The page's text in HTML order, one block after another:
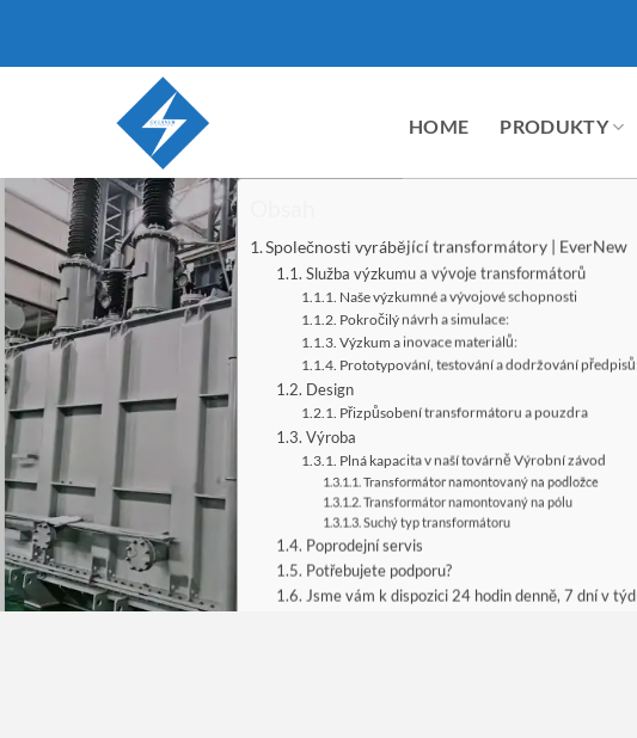
obsah
HOME PRODUKTY
Společnosti vyrábějící transformátory | EverNew
Služba výzkumu a vývoje transformátorů
Naše výzkumné a vývojové schopnosti
Pokročilý návrh a simulace:
Výzkum a inovace materiálů:
Prototypování, testování a dodržování předpisů:
Design
Přizpůsobení transformátoru a pouzdra
Výroba
Plná kapacita v naší továrně Výrobní závod
Transformátor namontovaný na podložce
Transformátor namontovaný na pólu
Suchý typ transformátoru
Poprodejní servis
Potřebujete podporu?
Jsme vám k dispozici 24 hodin denně, 7 dní v